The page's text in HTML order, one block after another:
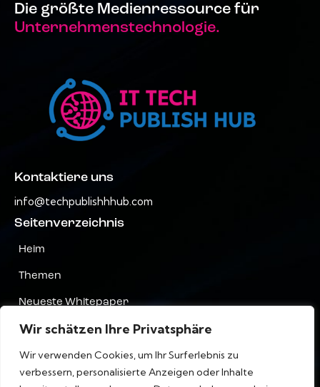
Wir schätzen Ihre Privatsphäre
Wir verwenden Cookies, um Ihr Surferlebnis zu
verbessern, personalisierte Anzeigen oder Inhalte
Die größte Medienressource für
Unternehmenstechnologie.
Kontaktiere uns
info@techpublishhhub.com
Seitenverzeichnis
Heim
Themen
Neueste Whitepaper
Unternehmen AZ
Kontaktiere uns